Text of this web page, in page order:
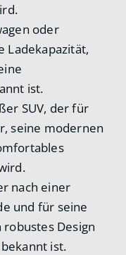
oder
Ladekapazität,
ist.
SUV, der für
seine modernen
nach einer
und für seine
Design
ist.